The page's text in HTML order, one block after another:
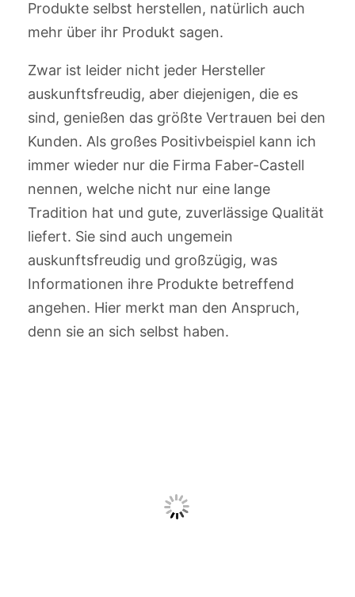
Produkte selbst herstellen, natürlich auch
mehr über ihr Produkt sagen.
Zwar ist leider nicht jeder Hersteller
auskunftsfreudig, aber diejenigen, die es
sind, genießen das größte Vertrauen bei den
Kunden. Als großes Positivbeispiel kann ich
immer wieder nur die Firma Faber-Castell
nennen, welche nicht nur eine lange
Tradition hat und gute, zuverlässige Qualität
liefert. Sie sind auch ungemein
auskunftsfreudig und großzügig, was
Informationen ihre Produkte betreffend
angehen. Hier merkt man den Anspruch,
denn sie an sich selbst haben.